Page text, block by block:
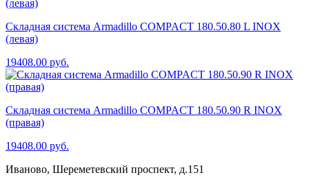
Складная система Armadillo COMPACT 180.50.80 L INOX
(левая)
19408.00 руб.
Складная система Armadillo COMPACT 180.50.90 R INOX
(правая)
19408.00 руб.
Иваново, Шереметевский проспект, д.151